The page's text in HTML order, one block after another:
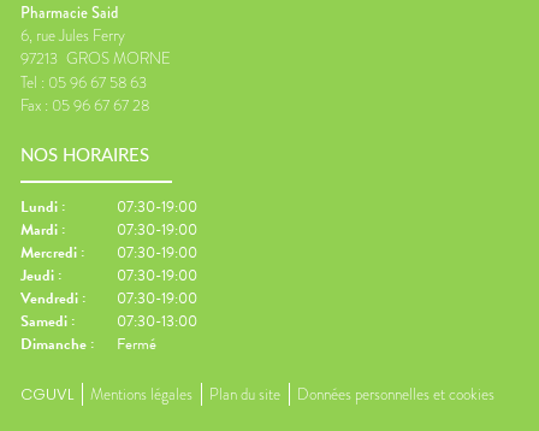
Pharmacie Said
6, rue Jules Ferry
97213 GROS MORNE
Tel : 05 96 67 58 63
Fax : 05 96 67 67 28
NOS HORAIRES
Lundi :
07:30-19:00
Mardi :
07:30-19:00
Mercredi :
07:30-19:00
Jeudi :
07:30-19:00
Vendredi :
07:30-19:00
Samedi :
07:30-13:00
Dimanche : Fermé
CGUVL Mentions légales Plan du site Données personnelles et cookies